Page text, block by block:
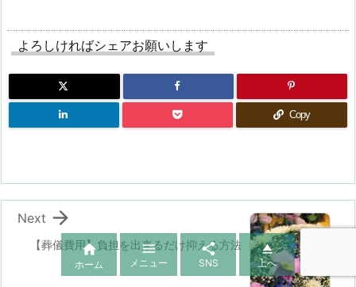
よろしければシェアお願いします
Copy
【葬儀費用】負担を出来るだけ抑える方法

Next

ホーム

メニュー

SNS

上へ